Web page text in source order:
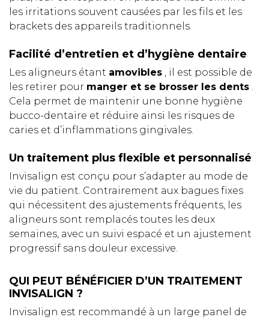
les irritations souvent causées par les fils et les
brackets des appareils traditionnels.
Facilité d’entretien et d’hygiène dentaire
Les aligneurs étant amovibles , il est possible de
les retirer pour manger et se brosser les dents .
Cela permet de maintenir une bonne hygiène
bucco-dentaire et réduire ainsi les risques de
caries et d’inflammations gingivales.
Un traitement plus flexible et personnalisé
Invisalign est conçu pour s’adapter au mode de
vie du patient. Contrairement aux bagues fixes
qui nécessitent des ajustements fréquents, les
aligneurs sont remplacés toutes les deux
semaines, avec un suivi espacé et un ajustement
progressif sans douleur excessive.
QUI PEUT BÉNÉFICIER D’UN TRAITEMENT
INVISALIGN ?
Invisalign est recommandé à un large panel de